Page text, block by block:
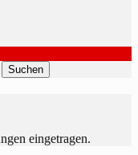
eingetragen.